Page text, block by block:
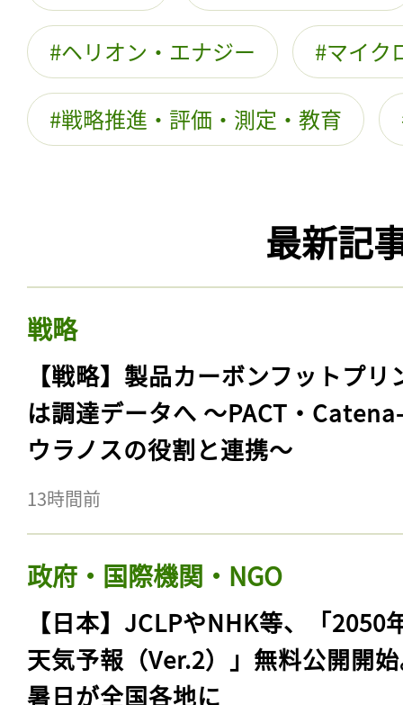
ヘリオン・エナジー マイク
戦略推進・評価・測定・教育
最新記
戦略
【戦略】製品カーボンフットプリ
は調達データへ 〜PACT・
ウラノスの役割と連携〜
13時間前
政府・国際機関・NGO
【日本】JCLPやNHK等、「2050
天気予報（Ver.2）」無料公開開
暑日が全国各地に